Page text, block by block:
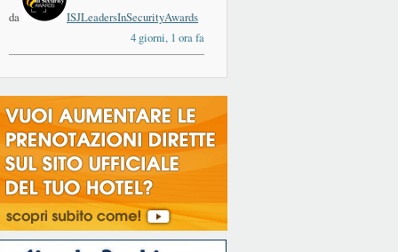
da
ISJLeadersInSecurityAwards
4 giorni, 1 ora fa